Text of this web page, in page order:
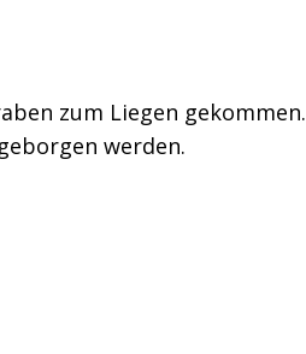
zum Liegen gekommen.
werden.